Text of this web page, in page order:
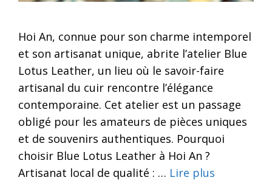
Hoi An, connue pour son charme intemporel
et son artisanat unique, abrite l’atelier Blue
Lotus Leather, un lieu où le savoir-faire
artisanal du cuir rencontre l’élégance
contemporaine. Cet atelier est un passage
obligé pour les amateurs de pièces uniques
et de souvenirs authentiques. Pourquoi
choisir Blue Lotus Leather à Hoi An ?
Artisanat local de qualité : … Lire plus